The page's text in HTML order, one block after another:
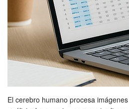
El cerebro humano procesa